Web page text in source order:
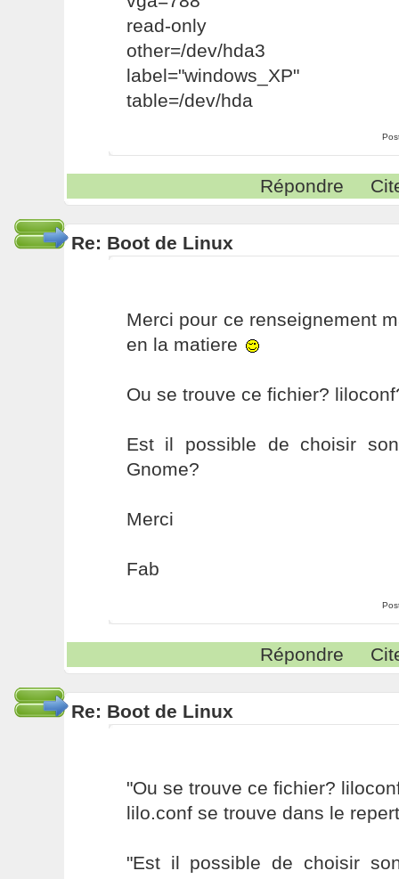
read-only
other=/dev/hda3
label="windows_XP"
table=/dev/hda
Répondre
Re: Boot de Linux
Merci pour ce renseignement
en la matiere
Ou se trouve ce fichier?
Est il possible de choisir
Gnome?
Merci
Fab
Répondre
Re: Boot de Linux
"Ou se trouve ce fichier?
lilo.conf se trouve dans le
"Est il possible de choisir